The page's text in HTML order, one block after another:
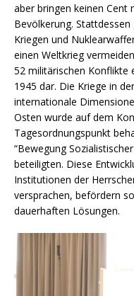
aber bringen keinen Cent
Bevölkerung.
Kriegen und
einen Weltkrieg
52 militärischen Konflikte
1945 dar. Die Kriege in
internationale
Osten wurde auf dem
Tagesordnungspunkt
“Bewegung
beteiligten. Diese
Institutionen der
versprachen, befördern
dauerhaften Lösungen.